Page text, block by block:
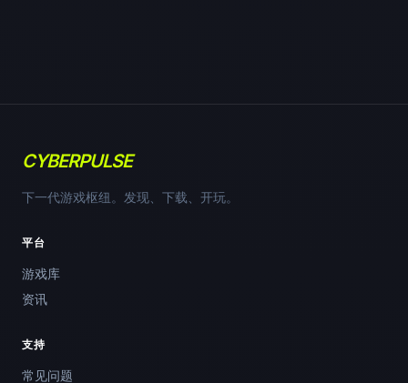
CYBERPULSE
下一代游戏枢纽。发现、下载、开玩。
平台
游戏库
资讯
支持
常见问题